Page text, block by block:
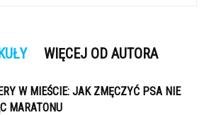
WIĘCEJ OD AUTORA
W MIEŚCIE: JAK ZMĘCZYĆ PSA NIE
MARATONU